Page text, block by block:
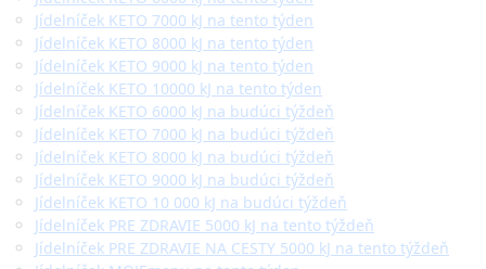
Jídelníček KETO 7000 kJ na tento týden
Jídelníček KETO 8000 kJ na tento týden
Jídelníček KETO 9000 kJ na tento týden
Jídelníček KETO 10000 kJ na tento týden
Jídelníček KETO 6000 kJ na budúci týždeň
Jídelníček KETO 7000 kJ na budúci týždeň
Jídelníček KETO 8000 kJ na budúci týždeň
Jídelníček KETO 9000 kJ na budúci týždeň
Jídelníček KETO 10 000 kJ na budúci týždeň
Jídelníček PRE ZDRAVIE 5000 kJ na tento týždeň
Jídelníček PRE ZDRAVIE NA CESTY 5000 kJ na tento týždeň